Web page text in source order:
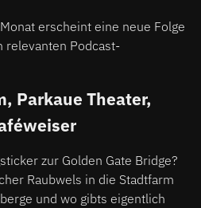
erscheint eine neue Folge
relevanten Podcast-
Parkaue Theater,
zur Golden Gate Bridge?
Raubwels in die Stadtfarm
und wo gibts eigentlich